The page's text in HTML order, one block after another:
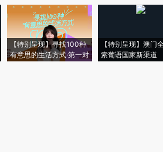
【特别呈现】寻找100种
有意思的生活方式·第一对
【特别呈现】澳门
索葡语国家新渠道